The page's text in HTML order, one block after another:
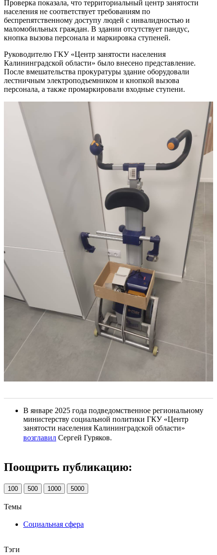
Проверка показала, что территориальный центр занятости
населения не соответствует требованиям по
беспрепятственному доступу людей с инвалидностью и
маломобильных граждан. В здании отсутствует пандус,
кнопка вызова персонала и маркировка ступеней.
Руководителю ГКУ «Центр занятости населения
Калининградской области» было внесено представление.
После вмешательства прокуратуры здание оборудовали
лестничным электроподъемником и кнопкой вызова
персонала, а также промаркировали входные ступени.
В январе 2025 года подведомственное региональному
министерству социальной политики ГКУ «Центр
занятости населения Калининградской области»
возглавил Сергей Гуряков.
Поощрить публикацию:
100 500 1000 5000
Темы
Социальная сфера
Тэги